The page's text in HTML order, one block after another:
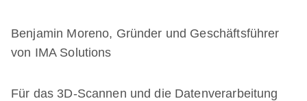
Benjamin Moreno, Gründer und Geschäftsführer
von IMA Solutions
Für das 3D-Scannen und die Datenverarbeitung